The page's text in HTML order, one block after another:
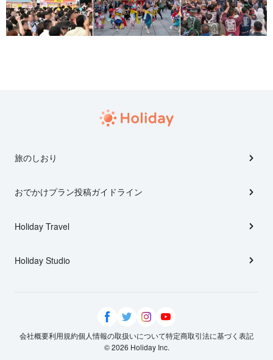
旅のしおり
おでかけプラン投稿ガイドライン
Holiday Travel
Holiday Studio
会社概要利用規約個人情報の取扱いについて特定商取引法に基づく表記
© 2026 Holiday Inc.